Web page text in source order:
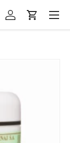
Autentificare
Coș
Meniu